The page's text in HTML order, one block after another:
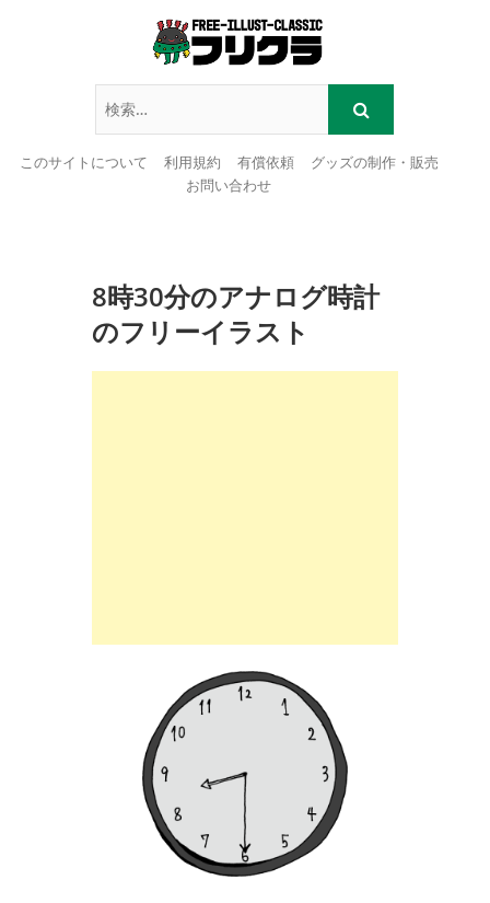
このサイトについて 利用規約 有償依頼
グッズの制作・販売
お問い合わせ
8時30分のアナログ時計
のフリーイラスト